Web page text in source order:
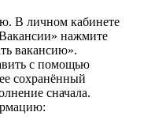
В личном кабинете
нажмите
вакансию».
с помощью
сохранённый
сначала.